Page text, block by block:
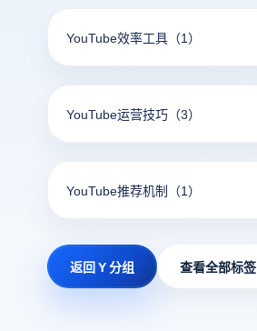
YouTube效率工具 （1）
YouTube运营技巧 （3）
YouTube推荐机制 （1）
返回 Y 分组 查看全部标签